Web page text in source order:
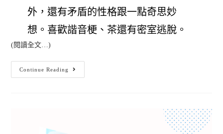
外，還有矛盾的性格跟一點奇思妙
想。喜歡諧音梗、茶還有密室逃脫。
(閱讀全文…)
Continue Reading